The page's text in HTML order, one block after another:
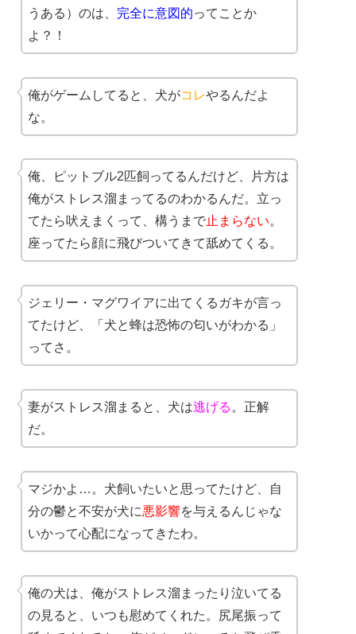
うある）のは、 完全に意図的ってことか
よ？！
俺がゲームしてると、犬がコレやるんだよ
な。
俺、ピットブル2匹飼ってるんだけど、片方は
俺がストレス溜まってるのわかるんだ。立っ
てたら吠えまくって、構うまで止まらない。
座ってたら顔に飛びついてきて舐めてくる。
ジェリー・マグワイアに出てくるガキが言っ
てたけど、「犬と蜂は恐怖の匂いがわかる」
ってさ。
妻がストレス溜まると、犬は逃げる 。正解
だ。
マジかよ…。犬飼いたいと思ってたけど、自
分の鬱と不安が犬に悪影響を与えるんじゃな
いかって心配になってきたわ。
俺の犬は、俺がストレス溜まったり泣いてる
の見ると、いつも慰めてくれた。尻尾振って